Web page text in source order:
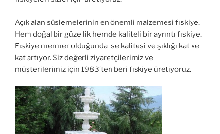
Açık alan süslemelerinin en önemli malzemesi fıskiye.
Hem doğal bir güzellik hemde kaliteli bir ayrıntı fıskiye.
Fıskiye mermer olduğunda ise kalitesi ve şıklığı kat ve
kat artıyor. Siz değerli ziyaretçilerimiz ve
müşterilerimiz için 1983’ten beri fıskiye üretiyoruz.